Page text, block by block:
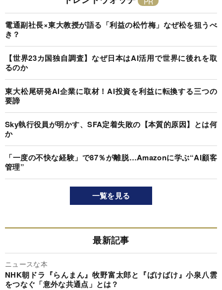
電通副社長×東大教授が語る「利益の松竹梅」なぜ松を狙うべ
き？
【世界23カ国独自調査】なぜ日本はAI活用で世界に後れを取
るのか
東大松尾研発AI企業に取材！AI投資を利益に転換する三つの
要諦
Sky執行役員が明かす、SFA定着失敗の【本質的原因】とは何
か
「一度の不快な経験」で87％が離脱…Amazonに学ぶ“AI顧客
管理”
一覧を見る
最新記事
ニュースな本
NHK朝ドラ『らんまん』牧野富太郎と『ばけばけ』小泉八雲
をつなぐ「意外な共通点」とは？